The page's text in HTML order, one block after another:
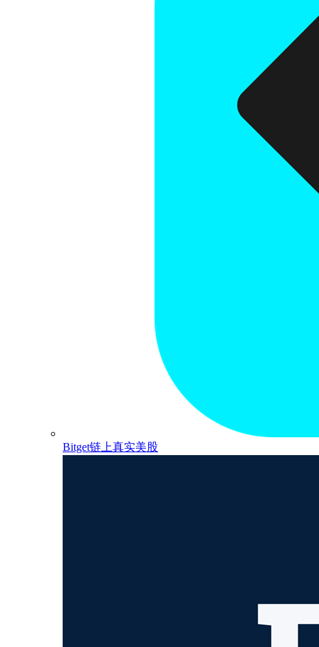
Bitget链上真实美股